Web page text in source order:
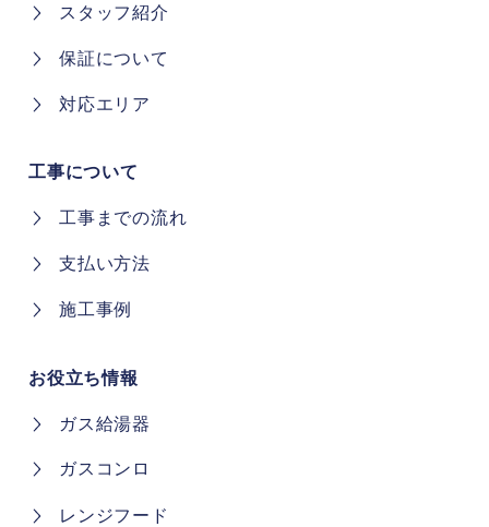
対応エリア
スタッフ紹介
保証について
お役立ち情報
レンジフード
ガスコンロ
ガス給湯器
工事までの流れ
施工事例
支払い方法
工事について